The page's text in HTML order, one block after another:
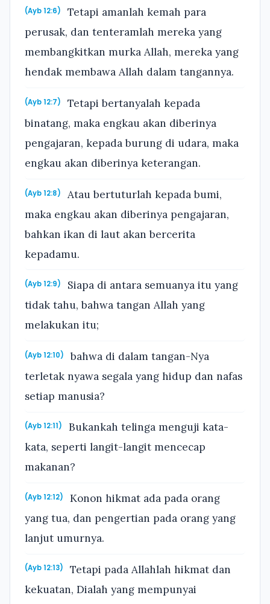
(Ayb 12:6)
Tetapi amanlah kemah para
perusak, dan tenteramlah mereka yang
membangkitkan murka Allah, mereka yang
hendak membawa Allah dalam tangannya.
(Ayb 12:7)
Tetapi bertanyalah kepada
binatang, maka engkau akan diberinya
pengajaran, kepada burung di udara, maka
engkau akan diberinya keterangan.
(Ayb 12:8)
Atau bertuturlah kepada bumi,
maka engkau akan diberinya pengajaran,
bahkan ikan di laut akan bercerita
kepadamu.
(Ayb 12:9)
Siapa di antara semuanya itu yang
tidak tahu, bahwa tangan Allah yang
melakukan itu;
(Ayb 12:10)
bahwa di dalam tangan-Nya
terletak nyawa segala yang hidup dan nafas
setiap manusia?
(Ayb 12:11)
Bukankah telinga menguji kata-
kata, seperti langit-langit mencecap
makanan?
(Ayb 12:12)
Konon hikmat ada pada orang
yang tua, dan pengertian pada orang yang
lanjut umurnya.
(Ayb 12:13)
Tetapi pada Allahlah hikmat dan
kekuatan, Dialah yang mempunyai